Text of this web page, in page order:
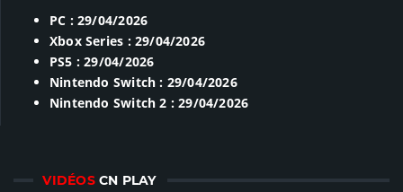
PC : 29/04/2026
Xbox Series : 29/04/2026
PS5 : 29/04/2026
Nintendo Switch : 29/04/2026
Nintendo Switch 2 : 29/04/2026
VIDÉOSCN PLAY